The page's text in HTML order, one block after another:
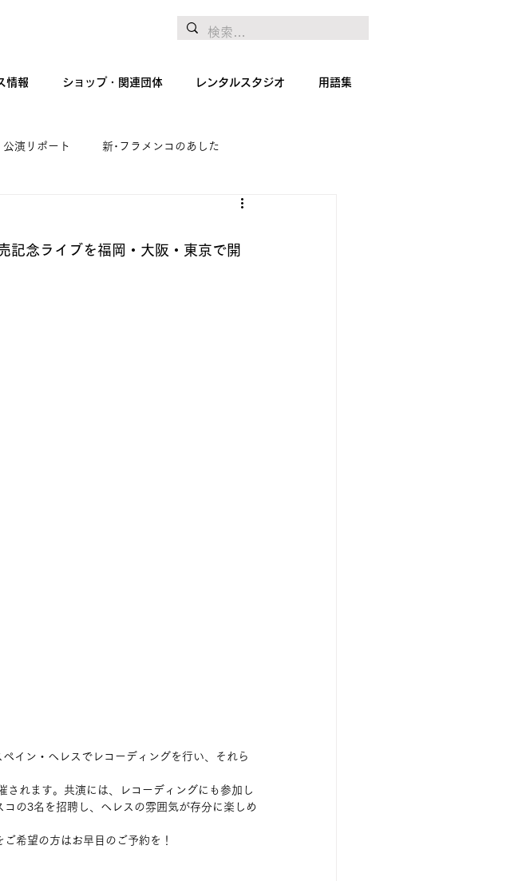
情報 ショップ・関連団体 レンタルスタジオ 用語集
公演リポート 新･フラメンコのあした
絵画
記念ライブを福岡・大阪・東京で開
イン・ヘレスでレコーディングを行い、それら
されます。共演には、レコーディングにも参加し
の3名を招聘し、ヘレスの雰囲気が存分に楽しめ
希望の方はお早目のご予約を！